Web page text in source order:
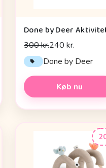
300 kr.240 kr.
Done by Deer
Køb nu